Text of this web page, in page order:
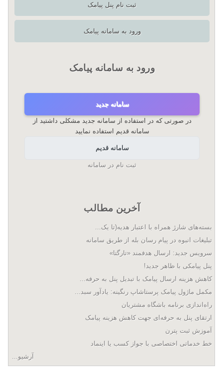
ثبت نام پنل پیامک
ورود به سامانه پیامک
ورود به سامانه پیامک
سامانه جدید
در صورتی که در استفاده از سامانه جدید مشکلی داشتید از
سامانه قدیم استفاده نمایید
سامانه قدیم
ثبت نام در سامانه
آخرین مطالب
بسته‌های شارژ همراه با اعتبار هدیه(تا یک...
تبلیغات انبوه در پیام رسان بله از طریق سامانه
سرویس جدید: ارسال هدفمند «تارگتا»
پنل پیامکی با ظاهر جدید!
کاهش هزینه ارسال پیامک با تبدیل پنل به حرفه...
مکمل ماژول پیامک پرستاشاپ رنگینه: یادآور سبد...
راه‌اندازی برنامه باشگاه مشتریان
ارتقای پنل به حرفه‌ای جهت کاهش هزینه پیامک
آموزش ثبت پترن
خط خدماتی اختصاصی با جواز کسب یا اینماد
آرشیو...